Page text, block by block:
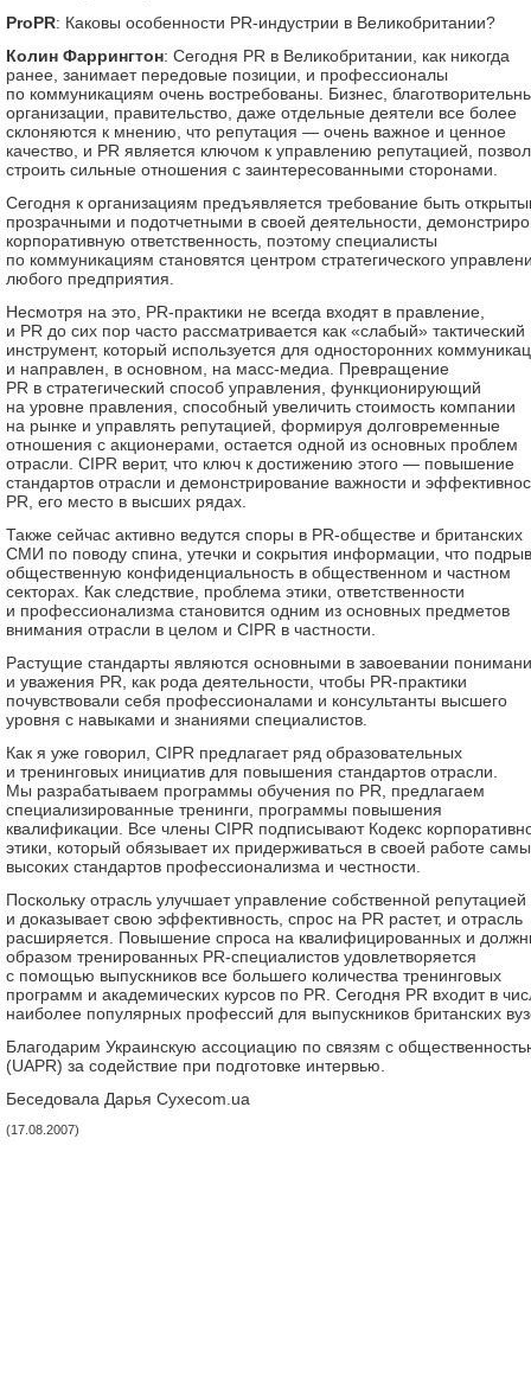
ProPR: Каковы особенности PR-индустрии в Великобритании?
Колин Фаррингтон: Сегодня PR в Великобритании, как никогда
ранее, занимает передовые позиции, и профессионалы
по коммуникациям очень востребованы. Бизнес,
организации, правительство, даже отдельные деятели все более
склоняются к мнению, что репутация — очень важное и ценное
качество, и PR является ключом к управлению репутацией,
строить сильные отношения с заинтересованными сторонами.
Сегодня к организациям предъявляется требование быть
прозрачными и подотчетными в своей деятельности,
корпоративную ответственность, поэтому специалисты
по коммуникациям становятся центром стратегического
любого предприятия.
Несмотря на это, PR-практики не всегда входят в правление,
и PR до сих пор часто рассматривается как «слабый» тактический
инструмент, который используется для односторонних
и направлен, в основном, на масс-медиа. Превращение
PR в стратегический способ управления, функционирующий
на уровне правления, способный увеличить стоимость компании
на рынке и управлять репутацией, формируя долговременные
отношения с акционерами, остается одной из основных проблем
отрасли. CIPR верит, что ключ к достижению этого — повышение
стандартов отрасли и демонстрирование важности и
PR, его место в высших рядах.
Также сейчас активно ведутся споры в PR-обществе и британских
СМИ по поводу спина, утечки и сокрытия информации, что
общественную конфиденциальность в общественном и частном
секторах. Как следствие, проблема этики, ответственности
и профессионализма становится одним из основных предметов
внимания отрасли в целом и CIPR в частности.
Растущие стандарты являются основными в завоевании
и уважения PR, как рода деятельности, чтобы PR-практики
почувствовали себя профессионалами и консультанты высшего
уровня с навыками и знаниями специалистов.
Как я уже говорил, CIPR предлагает ряд образовательных
и тренинговых инициатив для повышения стандартов отрасли.
Мы разрабатываем программы обучения по PR, предлагаем
специализированные тренинги, программы повышения
квалификации. Все члены CIPR подписывают Кодекс
этики, который обязывает их придерживаться в своей работе
высоких стандартов профессионализма и честности.
Поскольку отрасль улучшает управление собственной репутацией
и доказывает свою эффективность, спрос на PR растет, и отрасль
расширяется. Повышение спроса на квалифицированных и
образом тренированных PR-специалистов удовлетворяется
с помощью выпускников все большего количества тренинговых
программ и академических курсов по PR. Сегодня PR входит в
наиболее популярных профессий для выпускников британских
Благодарим Украинскую ассоциацию по связям с
(UAPR) за содействие при подготовке интервью.
Беседовала Дарья Сухеcom.ua
(17.08.2007)